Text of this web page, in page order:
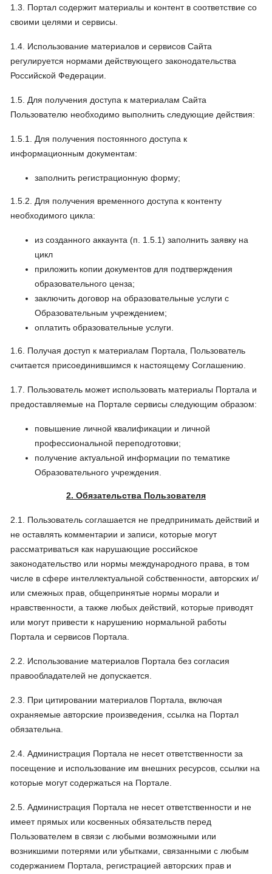
1.3. Портал содержит материалы и контент в соответствие со
своими целями и сервисы.
1.4. Использование материалов и сервисов Сайта
регулируется нормами действующего законодательства
Российской Федерации.
1.5. Для получения доступа к материалам Сайта
Пользователю необходимо выполнить следующие действия:
1.5.1. Для получения постоянного доступа к
информационным документам:
заполнить регистрационную форму;
1.5.2. Для получения временного доступа к контенту
необходимого цикла:
из созданного аккаунта (п. 1.5.1) заполнить заявку на
цикл
приложить копии документов для подтверждения
образовательного ценза;
заключить договор на образовательные услуги с
Образовательным учреждением;
оплатить образовательные услуги.
1.6. Получая доступ к материалам Портала, Пользователь
считается присоединившимся к настоящему Соглашению.
1.7. Пользователь может использовать материалы Портала и
предоставляемые на Портале сервисы следующим образом:
повышение личной квалификации и личной
профессиональной переподготовки;
получение актуальной информации по тематике
Образовательного учреждения.
2. Обязательства Пользователя
2.1. Пользователь соглашается не предпринимать действий и
не оставлять комментарии и записи, которые могут
рассматриваться как нарушающие российское
законодательство или нормы международного права, в том
числе в сфере интеллектуальной собственности, авторских и/
или смежных прав, общепринятые нормы морали и
нравственности, а также любых действий, которые приводят
или могут привести к нарушению нормальной работы
Портала и сервисов Портала.
2.2. Использование материалов Портала без согласия
правообладателей не допускается.
2.3. При цитировании материалов Портала, включая
охраняемые авторские произведения, ссылка на Портал
обязательна.
2.4. Администрация Портала не несет ответственности за
посещение и использование им внешних ресурсов, ссылки на
которые могут содержаться на Портале.
2.5. Администрация Портала не несет ответственности и не
имеет прямых или косвенных обязательств перед
Пользователем в связи с любыми возможными или
возникшими потерями или убытками, связанными с любым
содержанием Портала, регистрацией авторских прав и